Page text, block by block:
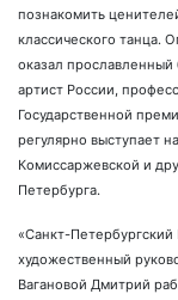
познакомить
классического танца.
оказал
артист России,
Государственной
регулярно выступает
Комиссаржевской и
Петербурга.
«Санкт-Петербургский
художественный
Вагановой Дмитрий